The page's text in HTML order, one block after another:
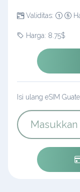
Validitas:
Harga: 8.75$
Isi ulang eSIM